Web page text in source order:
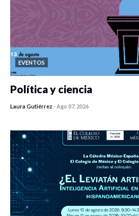
EVENTOS
Política y ciencia
Laura Gutiérrez -Ago 07, 2026